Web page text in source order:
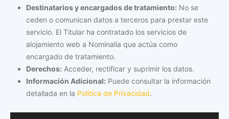
Destinatarios y encargados de tratamiento: No se
ceden o comunican datos a terceros para prestar este
servicio. El Titular ha contratado los servicios de
alojamiento web a Nominalia que actúa como
encargado de tratamiento.
Derechos: Acceder, rectificar y suprimir los datos.
Información Adicional: Puede consultar la información
detallada en la Política de Privacidad.